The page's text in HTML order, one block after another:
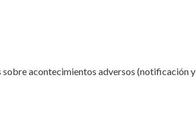
sobre acontecimientos adversos (notificación y